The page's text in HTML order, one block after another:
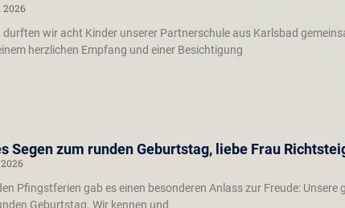
2026
wir acht Kinder unserer Partnerschule aus Karlsbad
herzlichen Empfang und einer Besichtigung
Segen zum runden Geburtstag, liebe Frau
Pfingstferien gab es einen besonderen Anlass zur Freude: Unsere
Geburtstag. Wir kennen und